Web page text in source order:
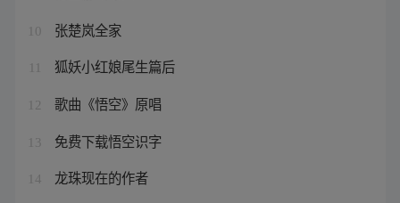
10 张楚岚全家
狐妖小红娘尾生篇后
12 歌曲《悟空》原唱
13 免费下载悟空识字
14 龙珠现在的作者